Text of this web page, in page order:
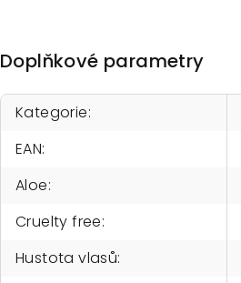
Doplňkové parametry
Kategorie:
EAN:
Aloe:
Cruelty free:
Hustota vlasů: